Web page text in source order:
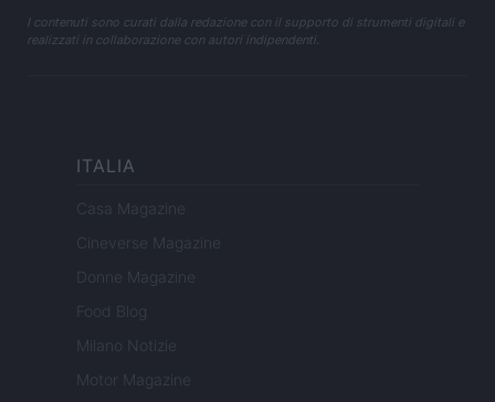
I contenuti sono curati dalla redazione con il supporto di strumenti digitali e
realizzati in collaborazione con autori indipendenti.
ITALIA
Casa Magazine
Cineverse Magazine
Donne Magazine
Food Blog
Milano Notizie
Motor Magazine